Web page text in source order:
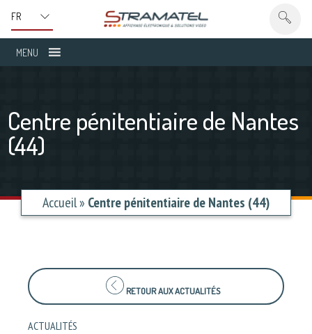
MENU
Centre pénitentiaire de Nantes
(44)
Accueil» Centre pénitentiaire de Nantes (44)
RETOUR AUX ACTUALITÉS
ACTUALITÉS